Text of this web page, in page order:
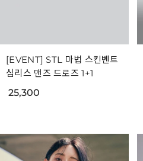
[EVENT] STL 마법 스킨벤트
심리스 맨즈 드로즈 1+1
25,300